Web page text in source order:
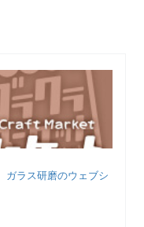
ガラス研磨のウェブシ